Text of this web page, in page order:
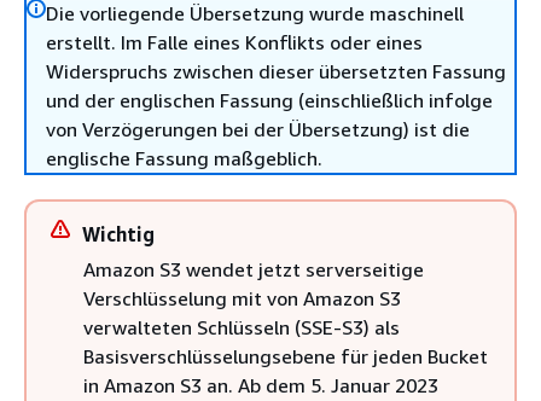
Die vorliegende Übersetzung wurde maschinell
erstellt. Im Falle eines Konflikts oder eines
Widerspruchs zwischen dieser übersetzten Fassung
und der englischen Fassung (einschließlich infolge
von Verzögerungen bei der Übersetzung) ist die
englische Fassung maßgeblich.
Wichtig
Amazon S3 wendet jetzt serverseitige
Verschlüsselung mit von Amazon S3
verwalteten Schlüsseln (SSE-S3) als
Basisverschlüsselungsebene für jeden Bucket
in Amazon S3 an. Ab dem 5. Januar 2023